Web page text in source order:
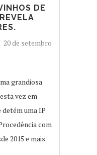
DE
20 de setembro
grandiosa
vez em
uma IP
com
2015 e mais